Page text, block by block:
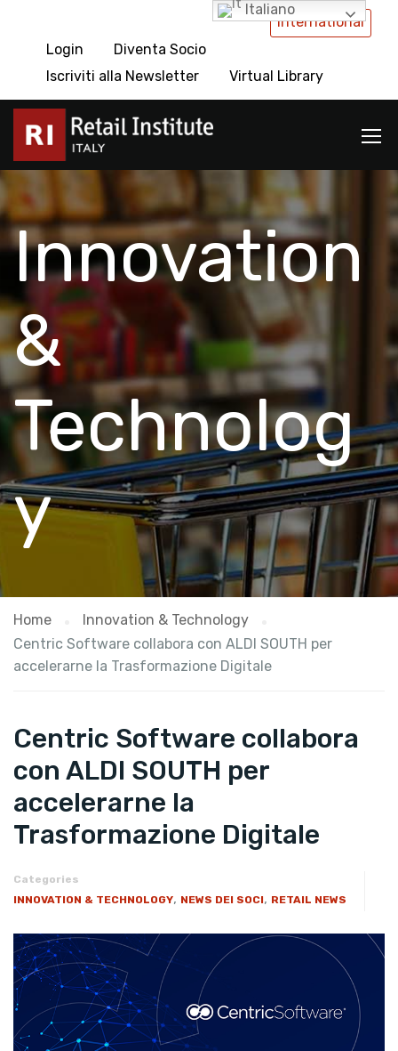
International
Login
Diventa Socio
Iscriviti alla Newsletter
Virtual Library
Innovation
&
Technolog
y
Home
Innovation & Technology
Centric Software collabora con ALDI SOUTH per
accelerarne la Trasformazione Digitale
Centric Software collabora
con ALDI SOUTH per
accelerarne la
Trasformazione Digitale
Categories
INNOVATION & TECHNOLOGY, NEWS DEI SOCI, RETAIL NEWS
Italiano